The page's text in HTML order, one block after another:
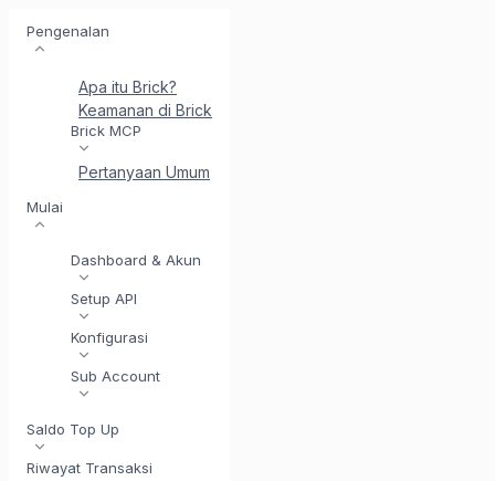
Pengenalan
Apa itu Brick?
Keamanan di Brick
Brick MCP
Pertanyaan Umum
Mulai
Dashboard & Akun
Setup API
Konfigurasi
Sub Account
Saldo Top Up
Riwayat Transaksi